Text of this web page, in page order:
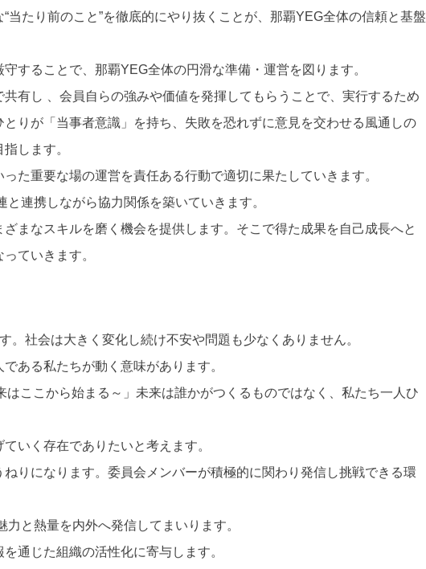
当たり前のこと”を徹底的にやり抜くことが、那覇YEG全体の信頼と基盤
することで、那覇YEG全体の円滑な準備・運営を図ります。
有し 、会員自らの強みや価値を発揮してもらうことで、実行するため
りが「当事者意識」を持ち、失敗を恐れずに意見を交わせる風通しの
します。
た重要な場の運営を責任ある行動で適切に果たしていきます。
連携しながら協力関係を築いていきます。
まなスキルを磨く機会を提供します。そこで得た成果を自己成長へと
ていきます。
。社会は大きく変化し続け不安や問題も少なくありません。
ある私たちが動く意味があります。
ここから始まる～」未来は誰かがつくるものではなく、私たち一人ひ
いく存在でありたいと考えます。
りになります。委員会メンバーが積極的に関わり発信し挑戦できる環
と熱量を内外へ発信してまいります。
通じた組織の活性化に寄与します。